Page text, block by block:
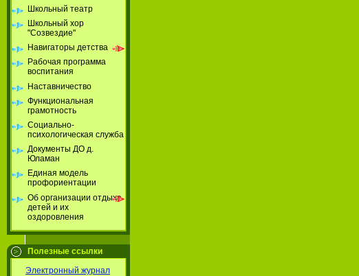
Школьный театр
Школьный хор
"Созвездие"
Навигаторы детства
Рабочая программа
воспитания
Наставничество
Функциональная
грамотность
Социально-
психологическая служба
Документы ДО д.
Юламан
Единая модель
профориентации
Об организации отдыха
детей и их
оздоровления
Полезные ссылки
Электронный журнал